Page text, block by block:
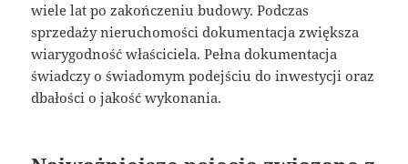
wiele lat po zakończeniu budowy. Podczas
sprzedaży nieruchomości dokumentacja zwiększa
wiarygodność właściciela. Pełna dokumentacja
świadczy o świadomym podejściu do inwestycji oraz
dbałości o jakość wykonania.